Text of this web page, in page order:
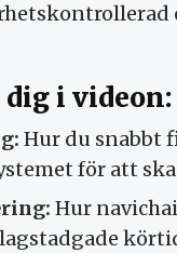
i videon:
Hur du snabbt
för att
Hur